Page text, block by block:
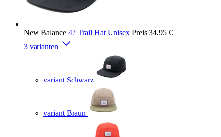
New Balance 47 Trail Hat Unisex Preis 34,95 €
3 varianten
variant Schwarz
variant Braun